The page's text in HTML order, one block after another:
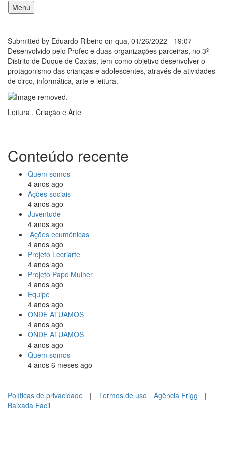
Pular
para
principal
Menu
navigation
Submitted by Eduardo Ribeiro on qua, 01/26/2022 - 19:07
Desenvolvido pelo Profec e duas organizações parceiras, no 3º
Distrito de Duque de Caxias, tem como objetivo desenvolver o
protagonismo das crianças e adolescentes, através de atividades
de circo, informática, arte e leitura.
Leitura , Criação e Arte
Conteúdo recente
Quem somos
4 anos ago
Ações sociais
4 anos ago
Juventude
4 anos ago
Ações ecumênicas
4 anos ago
Projeto Lecriarte
4 anos ago
Projeto Papo Mulher
4 anos ago
Equipe
4 anos ago
ONDE ATUAMOS
4 anos ago
ONDE ATUAMOS
4 anos ago
Quem somos
4 anos 6 meses ago
Políticas de privacidade | Termos de uso Agência Frigg
|
Baixada Fácil